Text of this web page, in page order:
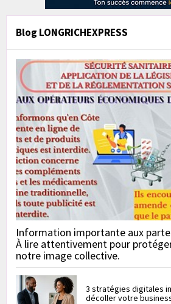
Blog LONGRICHEXPRESS
Information importante aux
À lire attentivement pour
notre image collective.
3 stratégies digitales
décoller votre